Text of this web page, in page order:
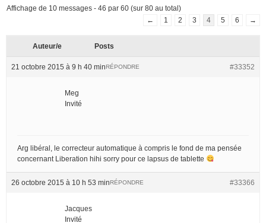
Affichage de 10 messages - 46 par 60 (sur 80 au total)
←
1 2 3 4 5 6 →
Auteur/e Posts
21 octobre 2015 à 9 h 40 min #33352
RÉPONDRE
Meg
Invité
Arg libéral, le correcteur automatique à compris le fond de ma pensée
concernant Liberation hihi sorry pour ce lapsus de tablette
26 octobre 2015 à 10 h 53 min #33366
RÉPONDRE
Jacques
Invité